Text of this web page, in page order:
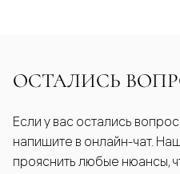
ОСТАЛИСЬ
Если у вас остались
напишите в онлайн-чат.
прояснить любые нюансы,